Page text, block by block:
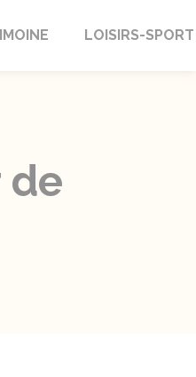
LOISIRS-SPORT
de